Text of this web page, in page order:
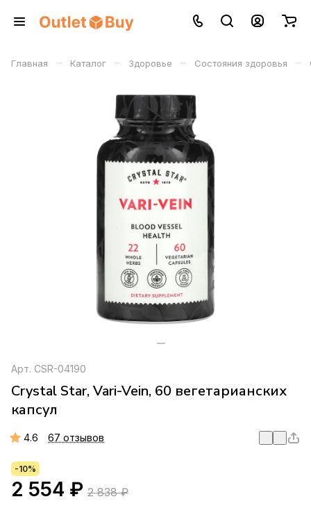
Главная – Каталог – Здоровье – Состояния здоровья –
Арт. CSR-04190
Crystal Star, Vari-Vein, 60 вегетарианских
капсул
4.6 67 отзывов
-10%
2 554 ₽ 2 838 ₽